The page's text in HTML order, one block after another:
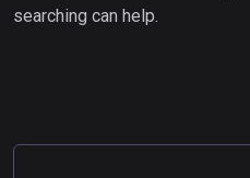
searching can help.